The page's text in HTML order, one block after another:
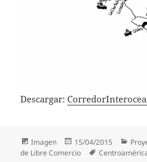
Descargar:
Formato
Imagen
Publicado
el
15/04/2015
de Libre Comercio
Etiquetas